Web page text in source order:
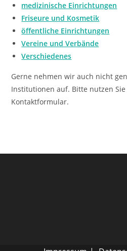
medizinische Einrichtungen
Friseure und Kosmetik
öffentliche Einrichtungen
Vereine und Verbände
Verschiedenes
Gerne nehmen wir auch nicht
Institutionen auf. Bitte nutzen
Kontaktformular.